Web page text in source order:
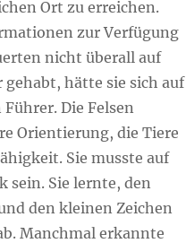
Ort zu erreichen.
zur Verfügung
nicht überall auf
hätte sie sich auf
Die Felsen
Orientierung, die Tiere
Sie musste auf
sein. Sie lernte, den
den kleinen Zeichen
Manchmal erkannte